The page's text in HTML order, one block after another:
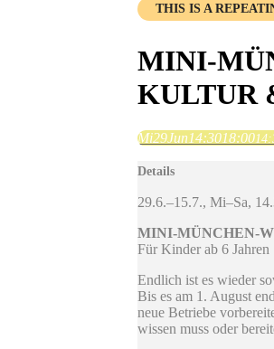
THIS IS A
MINI-
KULTUR
Mi29Jun14:3018:00
Details
29.6.–15.7., Mi–Sa,
MINI-MÜNCHEN-
Für Kinder ab 6 Jahren
Endlich ist es wieder
Bis es am 1. August
neue Betriebe
wissen muss oder